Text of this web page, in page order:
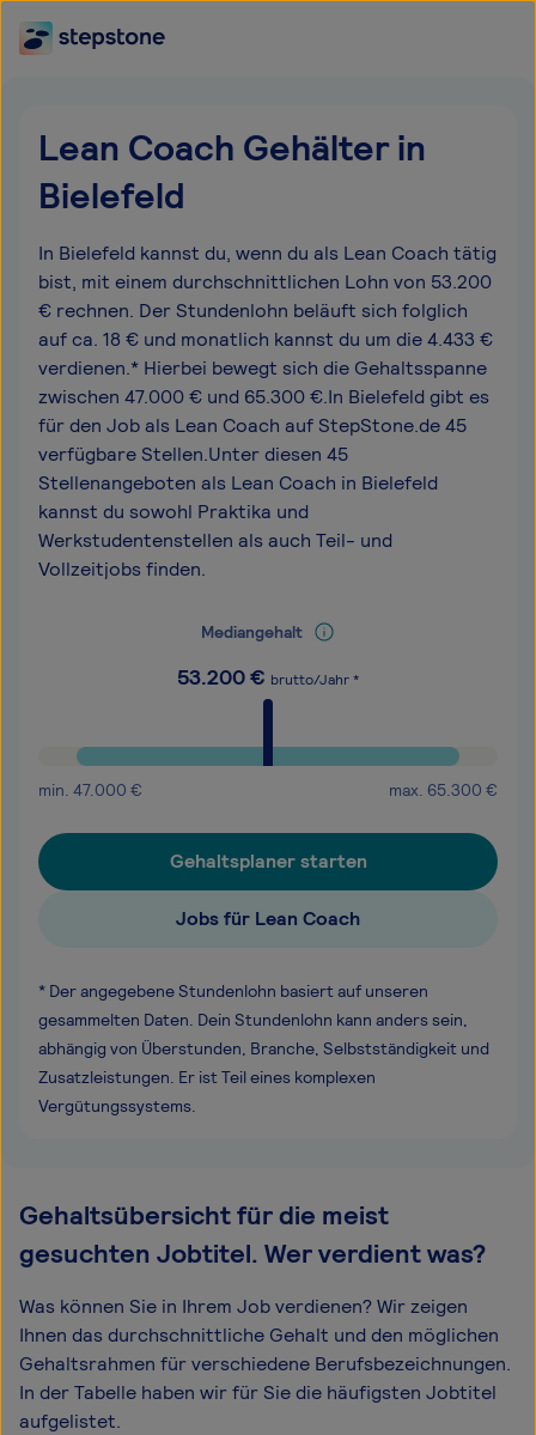
Lean Coach Gehälter in
Bielefeld
In Bielefeld kannst du, wenn du als Lean Coach tätig
bist, mit einem durchschnittlichen Lohn von 53.200
€ rechnen. Der Stundenlohn beläuft sich folglich
auf ca. 18 € und monatlich kannst du um die 4.433 €
verdienen.* Hierbei bewegt sich die Gehaltsspanne
zwischen 47.000 € und 65.300 €.In Bielefeld gibt es
für den Job als Lean Coach auf StepStone.de 45
verfügbare Stellen.Unter diesen 45
Stellenangeboten als Lean Coach in Bielefeld
kannst du sowohl Praktika und
Werkstudentenstellen als auch Teil- und
Vollzeitjobs finden.
Mediangehalt
53.200€ brutto/Jahr *
min. 47.000 € max. 65.300 €
Gehaltsplaner starten
Jobs für Lean Coach
* Der angegebene Stundenlohn basiert auf unseren
gesammelten Daten. Dein Stundenlohn kann anders sein,
abhängig von Überstunden, Branche, Selbstständigkeit und
Zusatzleistungen. Er ist Teil eines komplexen
Vergütungssystems.
Gehaltsübersicht für die meist
gesuchten Jobtitel. Wer verdient was?
Was können Sie in Ihrem Job verdienen? Wir zeigen
Ihnen das durchschnittliche Gehalt und den möglichen
Gehaltsrahmen für verschiedene Berufsbezeichnungen.
In der Tabelle haben wir für Sie die häufigsten Jobtitel
aufgelistet.